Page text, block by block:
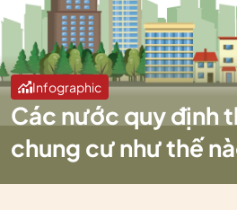
Infographic
Các nước quy định
chung cư như thế